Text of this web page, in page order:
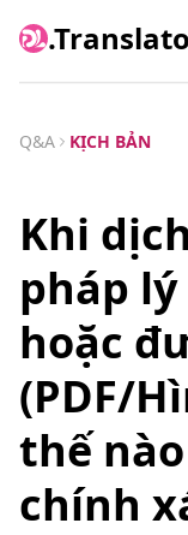
Q&A KỊCH BẢN
Khi
pháp
hoặc
(PDF/
thế
chính